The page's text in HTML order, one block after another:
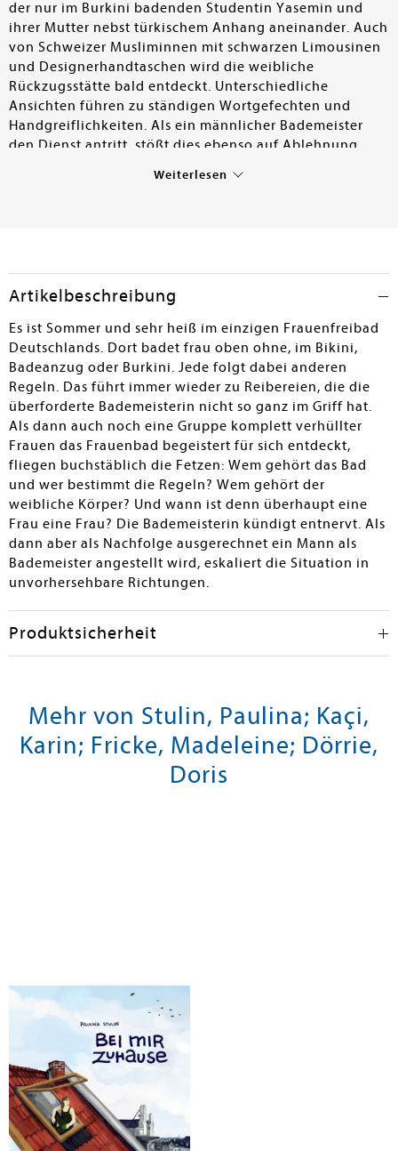
der nur im Burkini badenden Studentin Yasemin und
ihrer Mutter nebst türkischem Anhang aneinander. Auch
von Schweizer Musliminnen mit schwarzen Limousinen
und Designerhandtaschen wird die weibliche
Rückzugsstätte bald entdeckt. Unterschiedliche
Ansichten führen zu ständigen Wortgefechten und
Handgreiflichkeiten. Als ein männlicher Bademeister
den Dienst antritt, stößt dies ebenso auf Ablehnung.
Wechsel aus stimmigen Impressionen und dialogreichen
wirken. Streckenweise gelingt es Stulin, die Charaktere
mit ihren Stärken und Schwächen hinter den
Stereotypen freizulegen.
Gregor Ries
Weiterlesen
Artikelbeschreibung
Es ist Sommer und sehr heiß im einzigen Frauenfreibad
Deutschlands. Dort badet frau oben ohne, im Bikini,
Badeanzug oder Burkini. Jede folgt dabei anderen
Regeln. Das führt immer wieder zu Reibereien, die die
überforderte Bademeisterin nicht so ganz im Griff hat.
Als dann auch noch eine Gruppe komplett verhüllter
Frauen das Frauenbad begeistert für sich entdeckt,
fliegen buchstäblich die Fetzen: Wem gehört das Bad
und wer bestimmt die Regeln? Wem gehört der
weibliche Körper? Und wann ist denn überhaupt eine
Frau eine Frau? Die Bademeisterin kündigt entnervt. Als
dann aber als Nachfolge ausgerechnet ein Mann als
Bademeister angestellt wird, eskaliert die Situation in
unvorhersehbare Richtungen.
Produktsicherheit
Mehr von Stulin, Paulina; Kaçi,
Karin; Fricke, Madeleine; Dörrie,
Doris